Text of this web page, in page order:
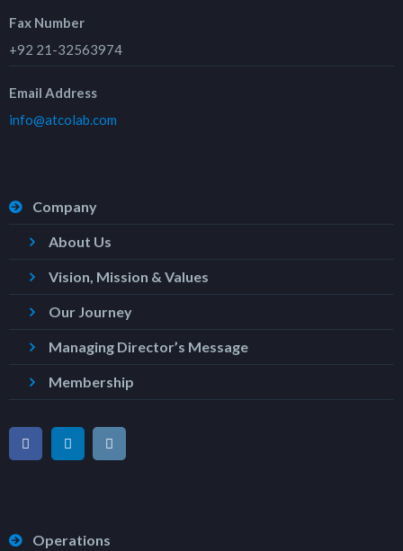
Fax Number
+92 21-32563974
Email Address
info@atcolab.com
Company
About Us
Vision, Mission & Values
Our Journey
Managing Director’s Message
Membership
Operations